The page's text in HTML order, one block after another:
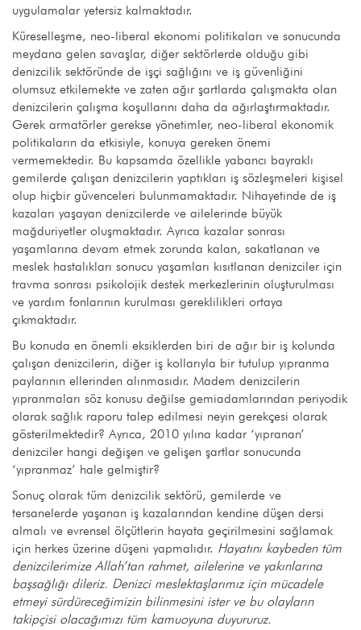
uygulamalar yetersiz kalmaktadır.
Küreselleşme, neo-liberal ekonomi politikaları ve sonucunda
meydana gelen savaşlar, diğer sektörlerde olduğu gibi
denizcilik sektöründe de işçi sağlığını ve iş güvenliğini
olumsuz etkilemekte ve zaten ağır şartlarda çalışmakta olan
denizcilerin çalışma koşullarını daha da ağırlaştırmaktadır.
Gerek armatörler gerekse yönetimler, neo-liberal ekonomik
politikaların da etkisiyle, konuya gereken önemi
vermemektedir. Bu kapsamda özellikle yabancı bayraklı
gemilerde çalışan denizcilerin yaptıkları iş sözleşmeleri kişisel
olup hiçbir güvenceleri bulunmamaktadır. Nihayetinde de iş
kazaları yaşayan denizcilerde ve ailelerinde büyük
mağduriyetler oluşmaktadır. Ayrıca kazalar sonrası
yaşamlarına devam etmek zorunda kalan, sakatlanan ve
meslek hastalıkları sonucu yaşamları kısıtlanan denizciler için
travma sonrası psikolojik destek merkezlerinin oluşturulması
ve yardım fonlarının kurulması gereklilikleri ortaya
çıkmaktadır.
Bu konuda en önemli eksiklerden biri de ağır bir iş kolunda
çalışan denizcilerin, diğer iş kollarıyla bir tutulup yıpranma
paylarının ellerinden alınmasıdır. Madem denizcilerin
yıpranmaları söz konusu değilse gemiadamlarından periyodik
olarak sağlık raporu talep edilmesi neyin gerekçesi olarak
gösterilmektedir? Ayrıca, 2010 yılına kadar ‘yıpranan’
denizciler hangi değişen ve gelişen şartlar sonucunda
‘yıpranmaz’ hale gelmiştir?
Sonuç olarak tüm denizcilik sektörü, gemilerde ve
tersanelerde yaşanan iş kazalarından kendine düşen dersi
almalı ve evrensel ölçütlerin hayata geçirilmesini sağlamak
için herkes üzerine düşeni yapmalıdır. Hayatını kaybeden tüm
denizcilerimize Allah’tan rahmet, ailelerine ve yakınlarına
başsağlığı dileriz. Denizci meslektaşlarımız için mücadele
etmeyi sürdüreceğimizin bilinmesini ister ve bu olayların
takipçisi olacağımızı tüm kamuoyuna duyururuz.